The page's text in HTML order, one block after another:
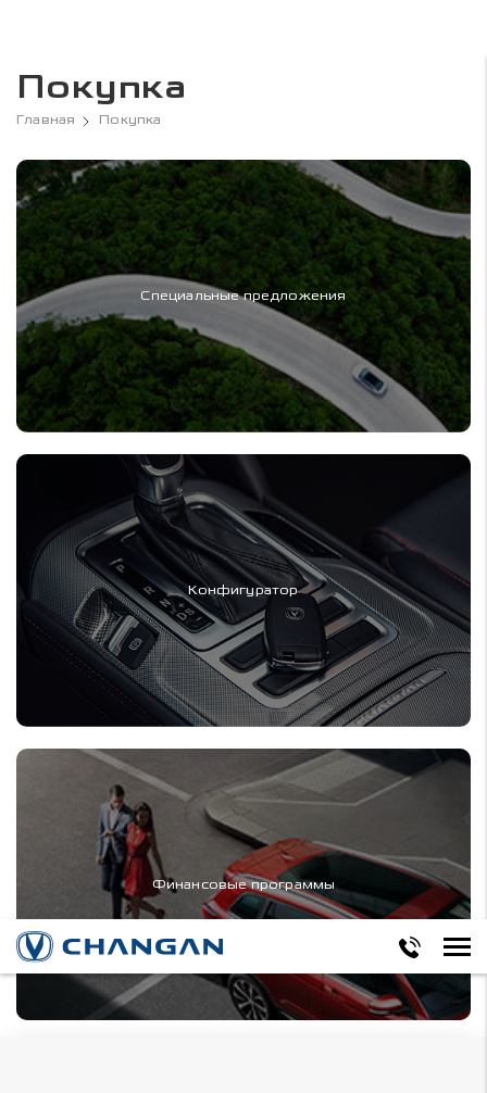
Покупка
Главная Покупка
Специальные предложения
Конфигуратор
Финансовые программы